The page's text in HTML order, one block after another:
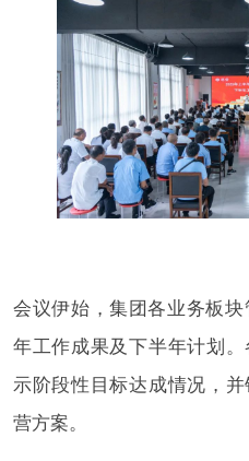
会议伊始，集团各业务板
年工作成果及下半年计划
示阶段性目标达成情况，
营方案。